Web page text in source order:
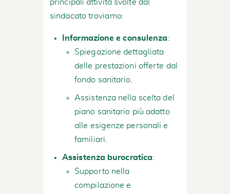
principali attività svolte dal
sindacato troviamo:
Informazione e consulenza:
Spiegazione dettagliata
delle prestazioni offerte dal
fondo sanitario.
Assistenza nella scelta del
piano sanitario più adatto
alle esigenze personali e
familiari.
Assistenza burocratica:
Supporto nella
compilazione e